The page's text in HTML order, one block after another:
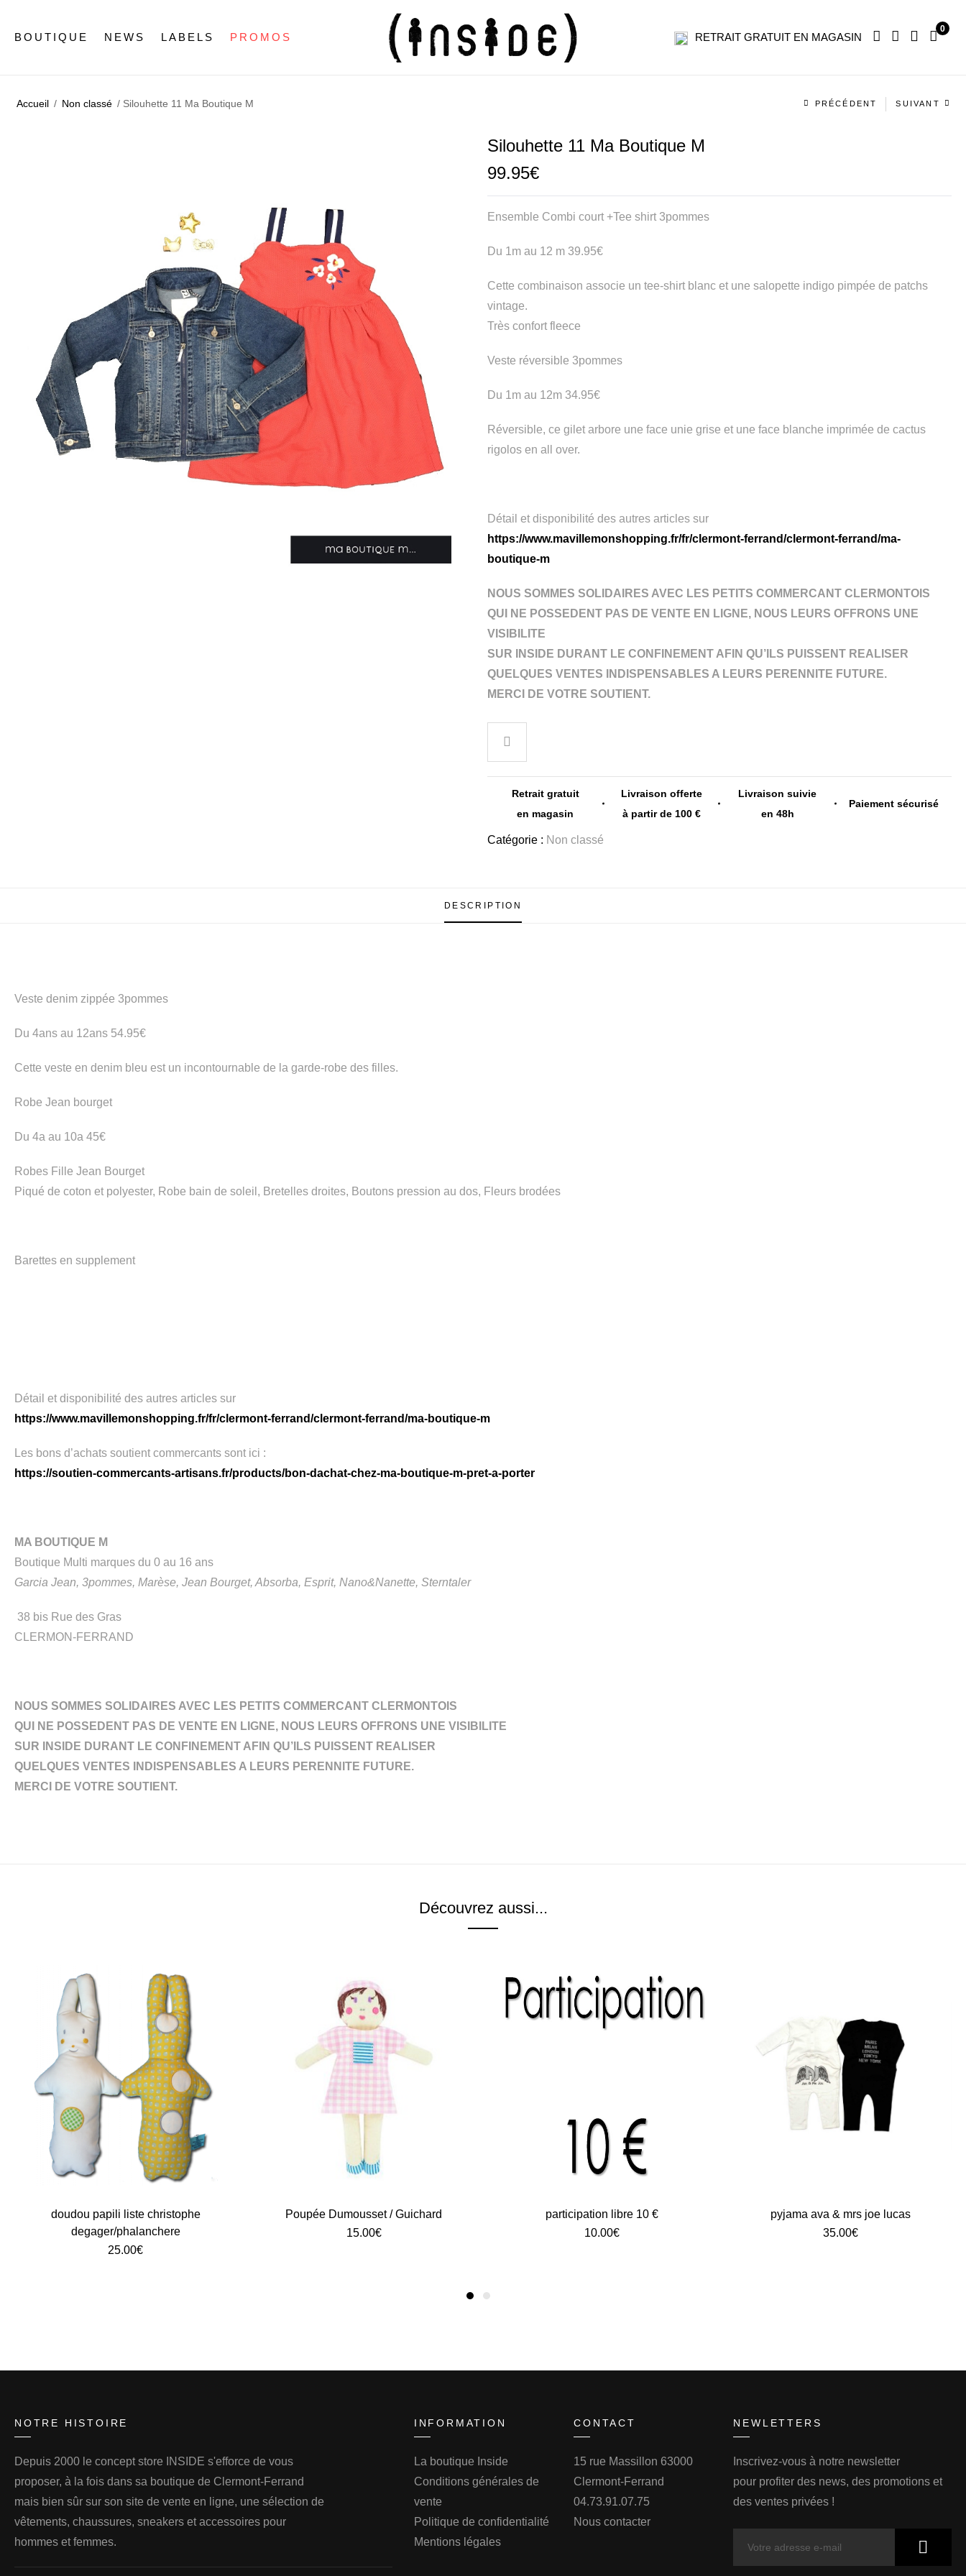
BOUTIQUE NEWS LABELS PROMOS RETRAIT GRATUIT EN MAGASIN
0
Accueil / Non classé / Silouhette 11 Ma Boutique M
Navigation
PRÉCÉDENT SUIVANT
Silouhette 11 Ma Boutique M
99.95€
Ensemble Combi court +Tee shirt 3pommes
Du 1m au 12 m 39.95€
Cette combinaison associe un tee-shirt blanc et une salopette indigo pimpée de patchs
vintage.
Très confort fleece
Veste réversible 3pommes
Du 1m au 12m 34.95€
Réversible, ce gilet arbore une face unie grise et une face blanche imprimée de cactus
rigolos en all over.
Détail et disponibilité des autres articles sur
https://www.mavillemonshopping.fr/fr/clermont-ferrand/clermont-ferrand/ma-
boutique-m
NOUS SOMMES SOLIDAIRES AVEC LES PETITS COMMERCANT CLERMONTOIS
QUI NE POSSEDENT PAS DE VENTE EN LIGNE, NOUS LEURS OFFRONS UNE
VISIBILITE
SUR INSIDE DURANT LE CONFINEMENT AFIN QU’ILS PUISSENT REALISER
QUELQUES VENTES INDISPENSABLES A LEURS PERENNITE FUTURE.
MERCI DE VOTRE SOUTIENT.
Retrait gratuit
en magasin
Livraison offerte
à partir de 100 €
Livraison suivie
en 48h
Paiement sécurisé
Catégorie : Non classé
DESCRIPTION
Veste denim zippée 3pommes
Du 4ans au 12ans 54.95€
Cette veste en denim bleu est un incontournable de la garde-robe des filles.
Robe Jean bourget
Du 4a au 10a 45€
Robes Fille Jean Bourget
Piqué de coton et polyester, Robe bain de soleil, Bretelles droites, Boutons pression au dos, Fleurs brodées
Barettes en supplement
Détail et disponibilité des autres articles sur
https://www.mavillemonshopping.fr/fr/clermont-ferrand/clermont-ferrand/ma-boutique-m
Les bons d’achats soutient commercants sont ici :
https://soutien-commercants-artisans.fr/products/bon-dachat-chez-ma-boutique-m-pret-a-porter
MA BOUTIQUE M
Boutique Multi marques du 0 au 16 ans
Garcia Jean, 3pommes, Marèse, Jean Bourget, Absorba, Esprit, Nano&Nanette, Sterntaler
38 bis Rue des Gras
CLERMON-FERRAND
NOUS SOMMES SOLIDAIRES AVEC LES PETITS COMMERCANT CLERMONTOIS
QUI NE POSSEDENT PAS DE VENTE EN LIGNE, NOUS LEURS OFFRONS UNE VISIBILITE
SUR INSIDE DURANT LE CONFINEMENT AFIN QU’ILS PUISSENT REALISER
QUELQUES VENTES INDISPENSABLES A LEURS PERENNITE FUTURE.
MERCI DE VOTRE SOUTIENT.
Découvrez aussi...
doudou papili liste christophe
degager/phalanchere
25.00€
Poupée Dumousset / Guichard
15.00€
participation libre 10 €
10.00€
pyjama ava & mrs joe lucas
35.00€
NOTRE HISTOIRE
Depuis 2000 le concept store INSIDE s'efforce de vous
proposer, à la fois dans sa boutique de Clermont-Ferrand
mais bien sûr sur son site de vente en ligne, une sélection de
vêtements, chaussures, sneakers et accessoires pour
hommes et femmes.
INFORMATION
La boutique Inside
Conditions générales de
vente
Politique de confidentialité
Mentions légales
CONTACT
15 rue Massillon 63000
Clermont-Ferrand
04.73.91.07.75
Nous contacter
NEWLETTERS
Inscrivez-vous à notre newsletter
pour profiter des news, des promotions et
des ventes privées !